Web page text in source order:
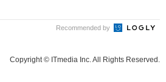
Recommended by
Copyright © ITmedia Inc. All Rights Reserved.